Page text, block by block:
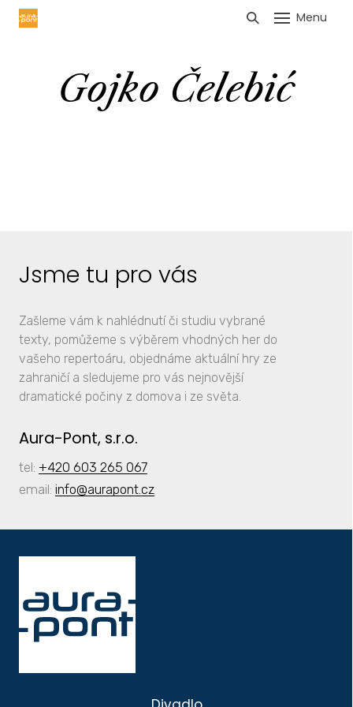
Menu
Gojko Čelebić
Jsme tu pro vás
Zašleme vám k nahlédnutí či studiu vybrané
texty, pomůžeme s výběrem vhodných her do
vašeho repertoáru, objednáme aktuální hry ze
zahraničí a sledujeme pro vás nejnovější
dramatické počiny z domova i ze světa.
Aura-Pont, s.r.o.
tel: +420 603 265 067
email: info@aurapont.cz